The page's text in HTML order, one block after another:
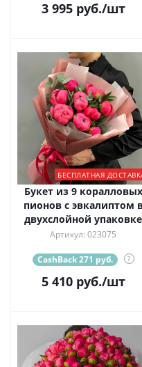
3 995руб./шт
БЕСПЛАТНАЯ
Букет из 9 коралловых
пионов с эвкалиптом
двухслойной упаковке
Артикул: 023075
CashBack 271 руб. ?
5 410руб./шт